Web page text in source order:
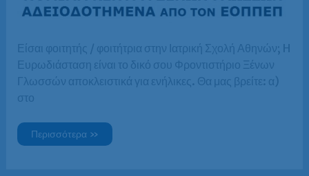
Είσαι φοιτητής / φοιτήτρια στην Ιατρική Σχολή Αθηνών; H
Ευρωδιάσταση είναι το δικό σου Φροντιστήριο Ξένων
Γλωσσών αποκλειστικά για ενήλικες. Θα μας βρείτε: α)
στο
Φοιτητής
/
Περισσότερα »